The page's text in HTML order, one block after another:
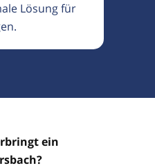
Lösung für
ein